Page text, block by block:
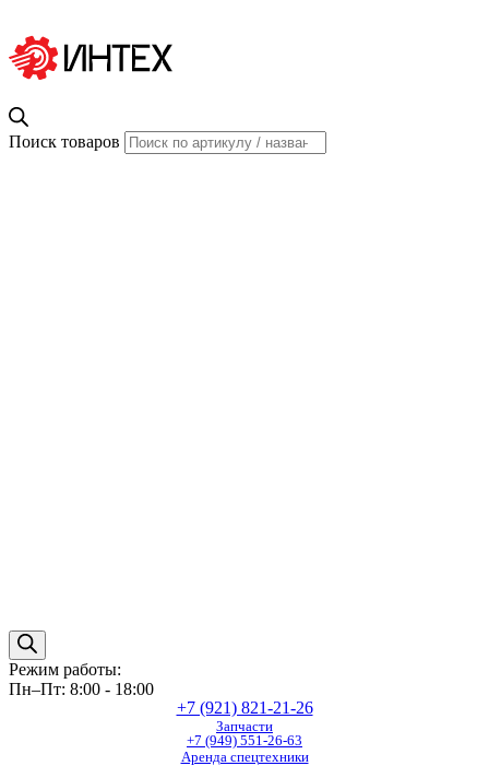
Поиск товаров
Режим работы:
Пн–Пт: 8:00 - 18:00
+7 (921) 821-21-26
Запчасти
+7 (949) 551-26-63
Аренда спецтехники